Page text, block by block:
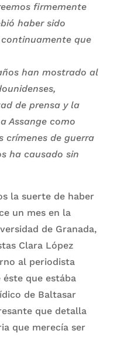
firmemente
haber sido
que
han mostrado al
de prensa y la
Assange como
crímenes de guerra
ha causado sin
la suerte de haber
un mes en la
de Granada,
Clara López
al periodista
éste que estába
de Baltasar
que detalla
que merecía ser